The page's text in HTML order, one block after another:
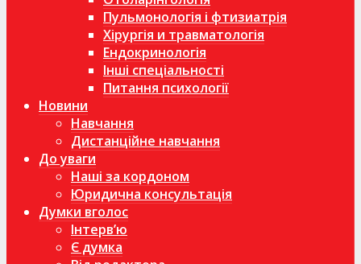
Пульмонологія і фтизиатрія
Хірургія и травматологія
Ендокринологія
Інші спеціальності
Питання психології
Новини
Навчання
Дистанційне навчання
До уваги
Наші за кордоном
Юридична консультація
Думки вголос
Інтерв’ю
Є думка